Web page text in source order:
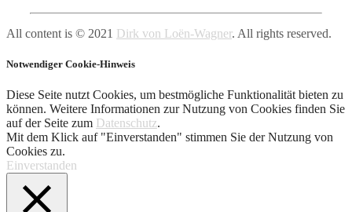
All content is © 2021 Dirk von Loën-Wagner. All rights reserved.
Notwendiger Cookie-Hinweis
Diese Seite nutzt Cookies, um bestmögliche Funktionalität bieten zu
können. Weitere Informationen zur Nutzung von Cookies finden Sie
auf der Seite zum Datenschutz.
Mit dem Klick auf "Einverstanden" stimmen Sie der Nutzung von
Cookies zu.
Einverstanden